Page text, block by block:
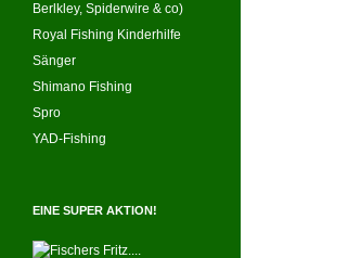
Berlkley, Spiderwire & co)
Royal Fishing Kinderhilfe
Sänger
Shimano Fishing
Spro
YAD-Fishing
EINE SUPER AKTION!